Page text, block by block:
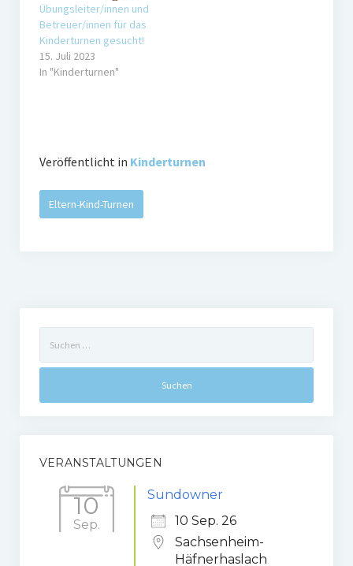
Übungsleiter/innen und
Betreuer/innen für das
Kinderturnen gesucht!
15. Juli 2023
In "Kinderturnen"
Veröffentlicht in Kinderturnen
Eltern-Kind-Turnen
nach:
VERANSTALTUNGEN
10
Sep.
Sundowner
10 Sep. 26
Sachsenheim-
Häfnerhaslach